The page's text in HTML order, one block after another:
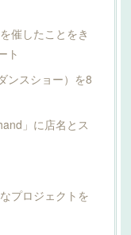
催したことをき
ト
ンスショー）を8
」に店名とス
プロジェクトを